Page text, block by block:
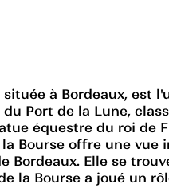
située à Bordeaux, est
Port de la Lune,
équestre du roi de
la Bourse offre une
Bordeaux. Elle se
la Bourse a joué un